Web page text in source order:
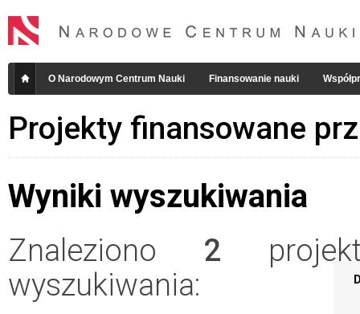
O Narodowym Centrum Nauki Finansowanie nauki
Projekty finansowane
Wyniki wyszukiwania
Znaleziono 2
wyszukiwania: